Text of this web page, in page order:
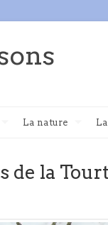
La nature
de la